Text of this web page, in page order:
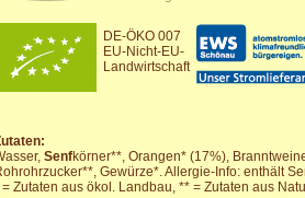
DE-ÖKO 007
EU-Nicht-EU-
Landwirtschaft
Senfkörner**, Orangen* (17%),
Gewürze*. Allergie-Info: enthält
= Zutaten aus ökol. Landbau, ** = Zutaten aus